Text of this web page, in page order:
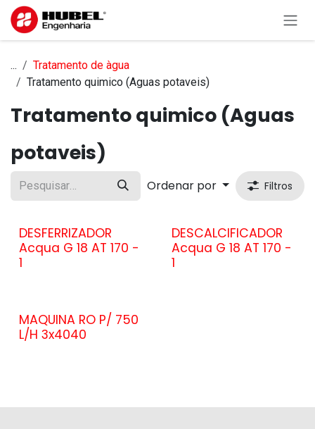
Pular para o conteúdo
...
Tratamento de àgua
Tratamento quimico (Aguas potaveis)
Tratamento quimico (Aguas
potaveis)
Ordenar por Filtros
DESFERRIZADOR
Acqua G 18 AT 170 -
1
DESCALCIFICADOR
Acqua G 18 AT 170 -
1
MAQUINA RO P/ 750
L/H 3x4040